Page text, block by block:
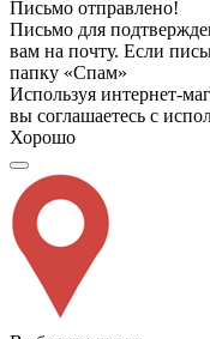
Письмо отправлено!
Письмо для
вам на почту. Если
папку «Спам»
Используя интернет-
вы соглашаетесь с
Хорошо